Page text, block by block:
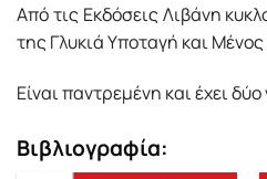
Από τις Εκδόσεις Λιβάνη
της Γλυκιά Υποταγή και Μένος
Είναι παντρεμένη και έχει δύο
Βιβλιογραφία: